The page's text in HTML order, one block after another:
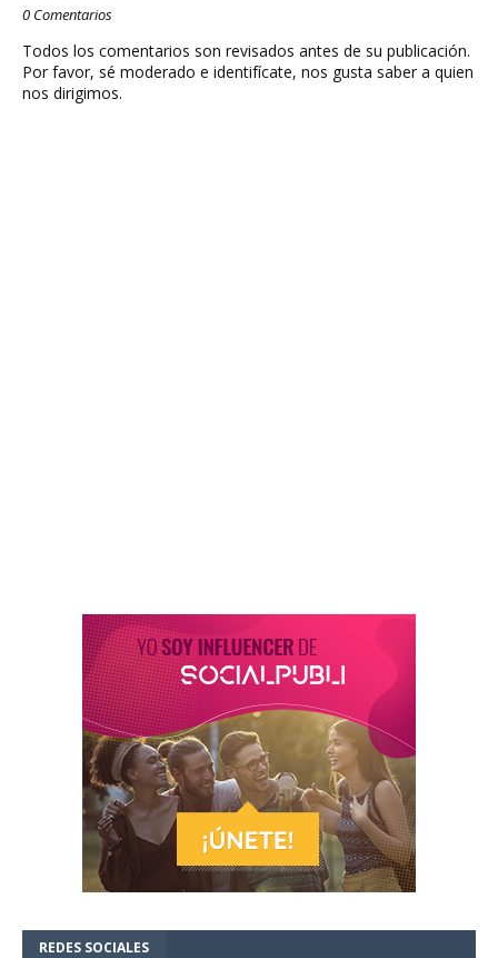
0 Comentarios
Todos los comentarios son revisados antes de su publicación.
Por favor, sé moderado e identifícate, nos gusta saber a quien
nos dirigimos.
REDES SOCIALES